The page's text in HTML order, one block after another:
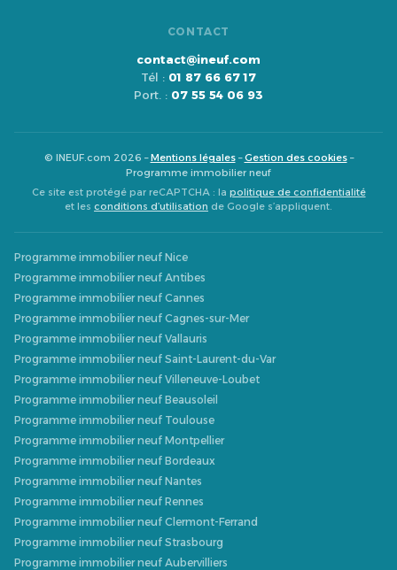
CONTACT
contact@ineuf.com
Tél : 01 87 66 67 17
Port. : 07 55 54 06 93
© INEUF.com 2026 –Mentions légales–Gestion des cookies–
Programme immobilier neuf
Ce site est protégé par reCAPTCHA : la politique de confidentialité
et les conditions d’utilisation de Google s’appliquent.
Programme immobilier neuf Nice
Programme immobilier neuf Antibes
Programme immobilier neuf Cannes
Programme immobilier neuf Cagnes-sur-Mer
Programme immobilier neuf Vallauris
Programme immobilier neuf Saint-Laurent-du-Var
Programme immobilier neuf Villeneuve-Loubet
Programme immobilier neuf Beausoleil
Programme immobilier neuf Toulouse
Programme immobilier neuf Montpellier
Programme immobilier neuf Bordeaux
Programme immobilier neuf Nantes
Programme immobilier neuf Rennes
Programme immobilier neuf Clermont-Ferrand
Programme immobilier neuf Strasbourg
Programme immobilier neuf Aubervilliers